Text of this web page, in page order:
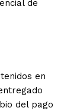
de
en
del pago